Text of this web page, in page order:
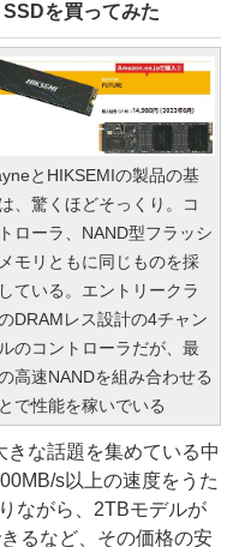
を買ってみた
とHIKSEMIの製品の基
、驚くほどそっくり。コ
ローラ、NAND型フラッシ
モリともに同じものを採
ている。エントリークラ
DRAMレス設計の4チャン
のコントローラだが、最
高速NANDを組み合わせる
で性能を稼いでいる
な話題を集めている中
s以上の速度をうた
ながら、2TBモデルが
るなど、その価格の安